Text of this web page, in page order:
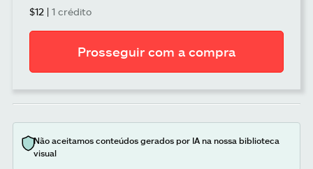
$12 | 1 crédito
Prosseguir com a compra
Não aceitamos conteúdos gerados por IA na nossa biblioteca
visual